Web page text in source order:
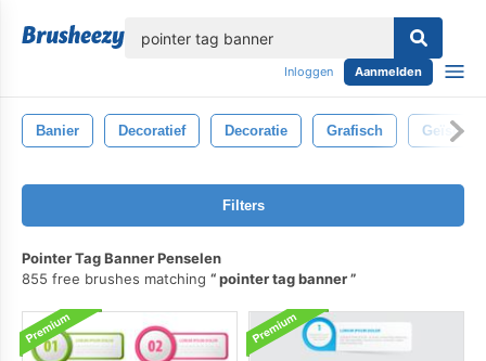
Inloggen Aanmelden
Banier Decoratief Decoratie Grafisch
Filters
Pointer Tag Banner Penselen
855 free brushes matching
pointer tag banner